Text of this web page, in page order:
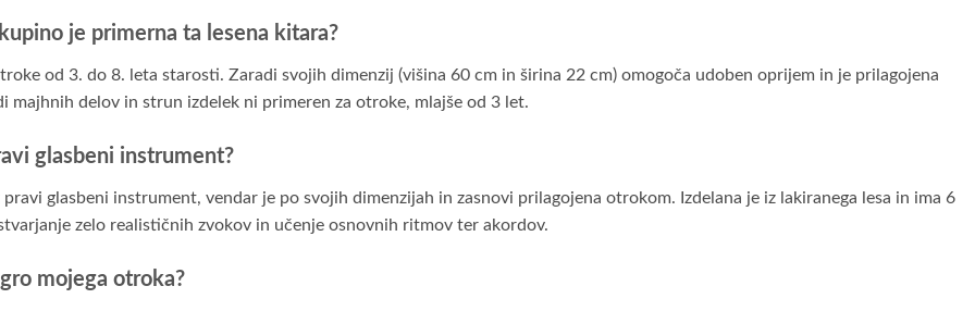
je primerna ta lesena kitara?
od 3. do 8. leta starosti. Zaradi svojih dimenzij (višina 60 cm in širina 22 cm) omogoča udoben oprijem in je prilagojena
majhnih delov in strun izdelek ni primeren za otroke, mlajše od 3 let.
glasbeni instrument?
glasbeni instrument, vendar je po svojih dimenzijah in zasnovi prilagojena otrokom. Izdelana je iz lakiranega lesa in ima 6
zelo realističnih zvokov in učenje osnovnih ritmov ter akordov.
mojega otroka?